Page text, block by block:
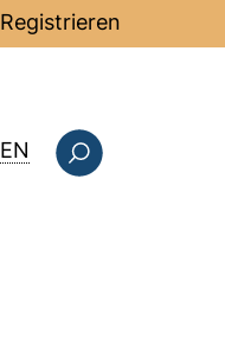
Registrieren
EN : this page in